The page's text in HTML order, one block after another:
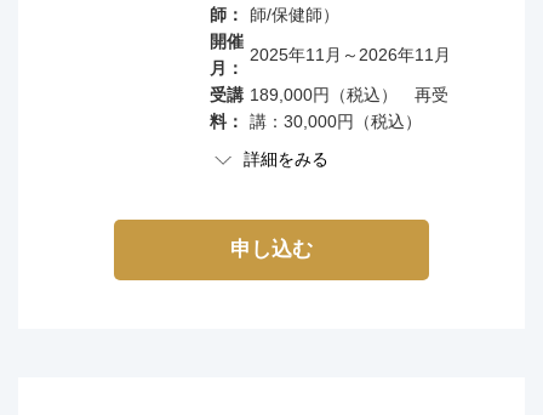
師：
師/保健師）
開催
月：
2025年11月～2026年11月
受講
料：
189,000円（税込） 再受
講：30,000円（税込）
講座内容
詳細をみる
申し込む